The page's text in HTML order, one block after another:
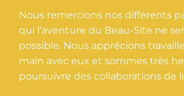
Nous remercions nos différents
qui l’aventure du Beau-Site ne
possible. Nous apprécions
main avec eux et sommes très
poursuivre des collaborations de